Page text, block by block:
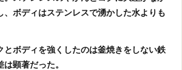
、ボディはステンレスで湧かした水よりも
とボディを強くしたのは釜焼きをしない鉄
顕著だった。